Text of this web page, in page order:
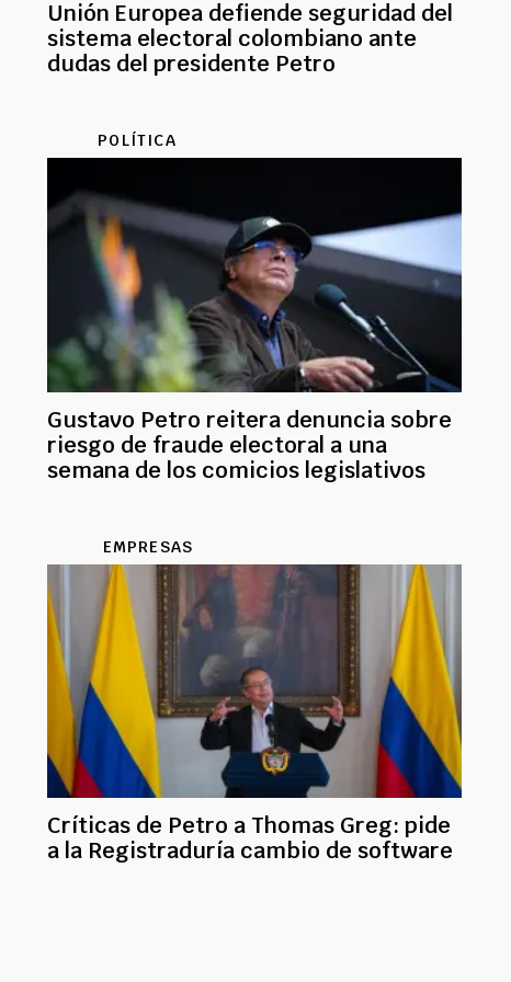
Unión Europea defiende seguridad del
sistema electoral colombiano ante
dudas del presidente Petro
POLÍTICA
Gustavo Petro reitera denuncia sobre
riesgo de fraude electoral a una
semana de los comicios legislativos
EMPRESAS
Críticas de Petro a Thomas Greg: pide
a la Registraduría cambio de software